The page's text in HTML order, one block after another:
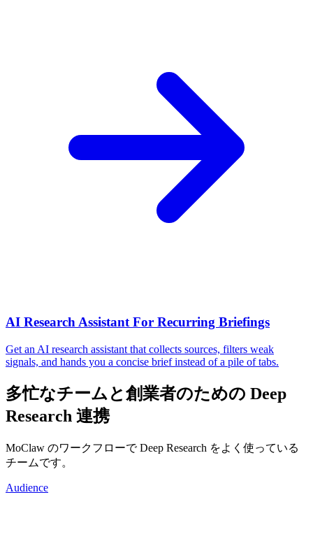
AI Research Assistant For Recurring Briefings
Get an AI research assistant that collects sources, filters weak
signals, and hands you a concise brief instead of a pile of tabs.
多忙なチームと創業者のための Deep
Research 連携
MoClaw のワークフローで Deep Research をよく使っている
チームです。
Audience